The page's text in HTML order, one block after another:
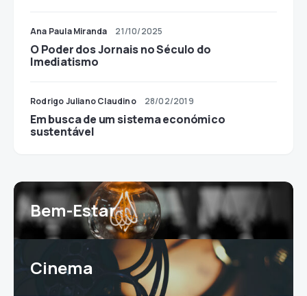
Ana Paula Miranda 21/10/2025
O Poder dos Jornais no Século do
Imediatismo
Rodrigo Juliano Claudino 28/02/2019
Em busca de um sistema económico
sustentável
Bem-Estar
Cinema